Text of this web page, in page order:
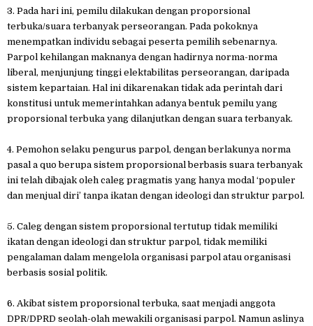
3. Pada hari ini, pemilu dilakukan dengan proporsional
terbuka/suara terbanyak perseorangan. Pada pokoknya
menempatkan individu sebagai peserta pemilih sebenarnya.
Parpol kehilangan maknanya dengan hadirnya norma-norma
liberal, menjunjung tinggi elektabilitas perseorangan, daripada
sistem kepartaian. Hal ini dikarenakan tidak ada perintah dari
konstitusi untuk memerintahkan adanya bentuk pemilu yang
proporsional terbuka yang dilanjutkan dengan suara terbanyak.
4. Pemohon selaku pengurus parpol, dengan berlakunya norma
pasal a quo berupa sistem proporsional berbasis suara terbanyak
ini telah dibajak oleh caleg pragmatis yang hanya modal ‘populer
dan menjual diri’ tanpa ikatan dengan ideologi dan struktur parpol.
5. Caleg dengan sistem proporsional tertutup tidak memiliki
ikatan dengan ideologi dan struktur parpol, tidak memiliki
pengalaman dalam mengelola organisasi parpol atau organisasi
berbasis sosial politik.
6. Akibat sistem proporsional terbuka, saat menjadi anggota
DPR/DPRD seolah-olah mewakili organisasi parpol. Namun aslinya